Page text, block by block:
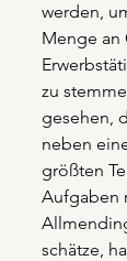
werden,
Menge an
zu
gesehen,
neben
größten
Aufgaben
schätze,